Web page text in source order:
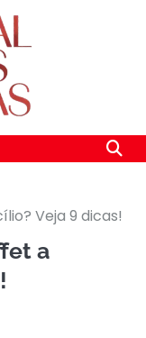
Veja 9 dicas!
a